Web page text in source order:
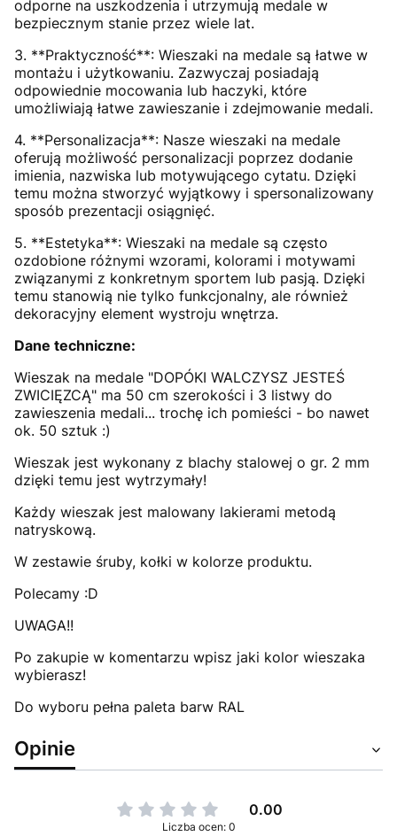
odporne na uszkodzenia i utrzymują medale w
bezpiecznym stanie przez wiele lat.
3. **Praktyczność**: Wieszaki na medale są łatwe w
montażu i użytkowaniu. Zazwyczaj posiadają
odpowiednie mocowania lub haczyki, które
umożliwiają łatwe zawieszanie i zdejmowanie medali.
4. **Personalizacja**: Nasze wieszaki na medale
oferują możliwość personalizacji poprzez dodanie
imienia, nazwiska lub motywującego cytatu. Dzięki
temu można stworzyć wyjątkowy i spersonalizowany
sposób prezentacji osiągnięć.
5. **Estetyka**: Wieszaki na medale są często
ozdobione różnymi wzorami, kolorami i motywami
związanymi z konkretnym sportem lub pasją. Dzięki
temu stanowią nie tylko funkcjonalny, ale również
dekoracyjny element wystroju wnętrza.
Dane techniczne:
Wieszak na medale "DOPÓKI WALCZYSZ JESTEŚ
ZWICIĘZCĄ" ma 50 cm szerokości i 3 listwy do
zawieszenia medali... trochę ich pomieści - bo nawet
ok. 50 sztuk :)
Wieszak jest wykonany z blachy stalowej o gr. 2 mm
dzięki temu jest wytrzymały!
Każdy wieszak jest malowany lakierami metodą
natryskową.
W zestawie śruby, kołki w kolorze produktu.
Polecamy :D
UWAGA!!
Po zakupie w komentarzu wpisz jaki kolor wieszaka
wybierasz!
Do wyboru pełna paleta barw RAL
Opinie
0.00
Liczba ocen: 0